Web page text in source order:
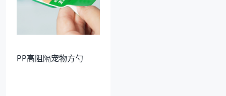
PP高阻隔宠物方勺